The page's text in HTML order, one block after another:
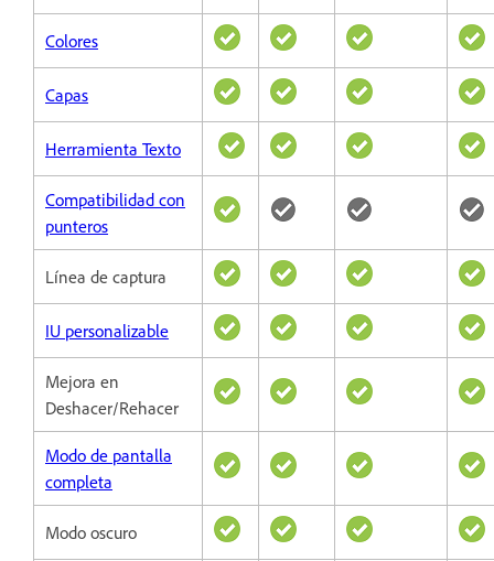
Colores
Capas
Herramienta Texto
Compatibilidad con
punteros
Línea de captura
IU personalizable
Mejora en
Deshacer/Rehacer
Modo de pantalla
completa
Modo oscuro